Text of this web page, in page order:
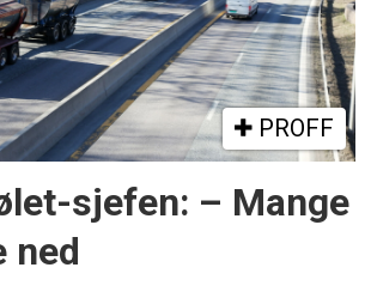
PROFF
sjefen: – Mange
ned